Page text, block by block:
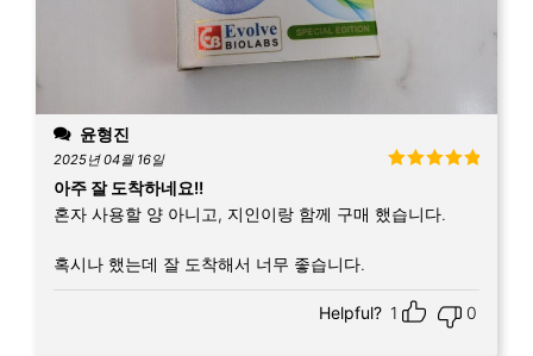
윤형진
2025년 04월 16일
아주 잘 도착하네요!!
혼자 사용할 양 아니고, 지인이랑 함께 구매 했습니다.
혹시나 했는데 잘 도착해서 너무 좋습니다.
Helpful? 1 0